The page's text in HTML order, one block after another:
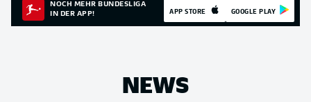
NOCH MEHR BUNDESLIGA
IN DER APP!
APP STORE GOOGLE PLAY
NEWS